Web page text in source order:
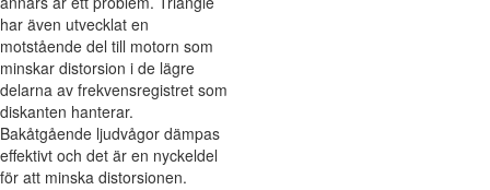
har även utvecklat en
motstående del till motorn som
minskar distorsion i de lägre
delarna av frekvensregistret som
diskanten hanterar.
Bakåtgående ljudvågor dämpas
effektivt och det är en nyckeldel
för att minska distorsionen.